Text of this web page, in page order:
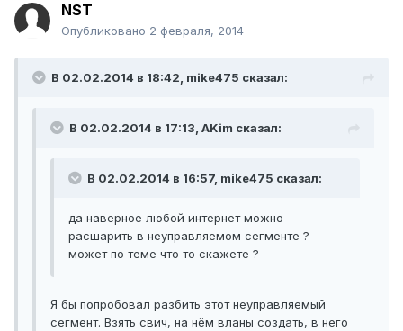
NST
Опубликовано 2 февраля, 2014
В 02.02.2014 в 18:42, mike475 сказал:
В 02.02.2014 в 17:13, AKim сказал:
В 02.02.2014 в 16:57, mike475 сказал:
да наверное любой интернет можно
расшарить в неуправляемом сегменте ?
может по теме что то скажете ?
Я бы попробовал разбить этот неуправляемый
сегмент. Взять свич, на нём вланы создать, в него